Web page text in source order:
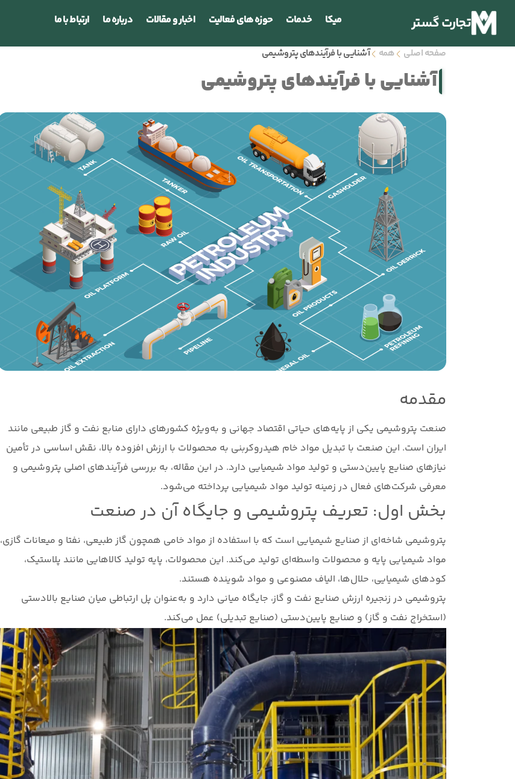
تجارت گستر میکا خدمات حوزه های فعالیت اخبار و مقالات درباره ما ارتباط با ما
صفحه اصلی همه آشنایی با فرآیندهای پتروشیمی
آشنایی با فرآیندهای پتروشیمی
مقدمه
صنعت پتروشیمی یکی از پایه‌های حیاتی اقتصاد جهانی و به‌ویژه کشورهای دارای منابع نفت و گاز طبیعی مانند
ایران است. این صنعت با تبدیل مواد خام هیدروکربنی به محصولات با ارزش افزوده بالا، نقش اساسی در تأمین
نیازهای صنایع پایین‌دستی و تولید مواد شیمیایی دارد. در این مقاله، به بررسی فرآیندهای اصلی پتروشیمی و
معرفی شرکت‌های فعال در زمینه تولید مواد شیمیایی پرداخته می‌شود.
بخش اول: تعریف پتروشیمی و جایگاه آن در صنعت
پتروشیمی شاخه‌ای از صنایع شیمیایی است که با استفاده از مواد خامی همچون گاز طبیعی، نفتا و میعانات گازی،
مواد شیمیایی پایه و محصولات واسطه‌ای تولید می‌کند. این محصولات، پایه تولید کالاهایی مانند پلاستیک،
کودهای شیمیایی، حلال‌ها، الیاف مصنوعی و مواد شوینده هستند.
پتروشیمی در زنجیره ارزش صنایع نفت و گاز، جایگاه میانی دارد و به‌عنوان پل ارتباطی میان صنایع بالادستی
(استخراج نفت و گاز) و صنایع پایین‌دستی (صنایع تبدیلی) عمل می‌کند.